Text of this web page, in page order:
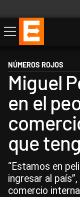
Economía
Política
Internacional
Actualidad
Descargá la App
NÚMEROS ROJOS
Miguel
en el
que
“Estamos en
ingresar al
comercio